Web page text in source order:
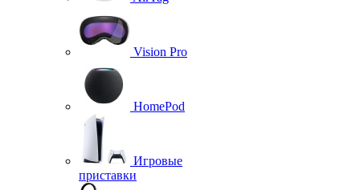
Vision Pro
HomePod
Игровые
приставки